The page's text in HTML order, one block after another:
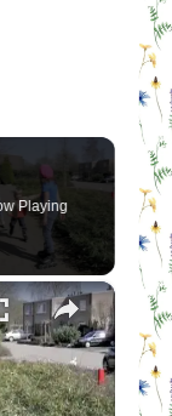
Playing
×